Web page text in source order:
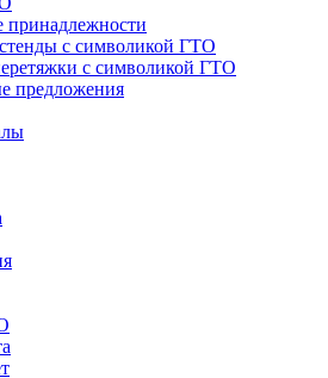
с символикой ГТО
с символикой ГТО
предложения